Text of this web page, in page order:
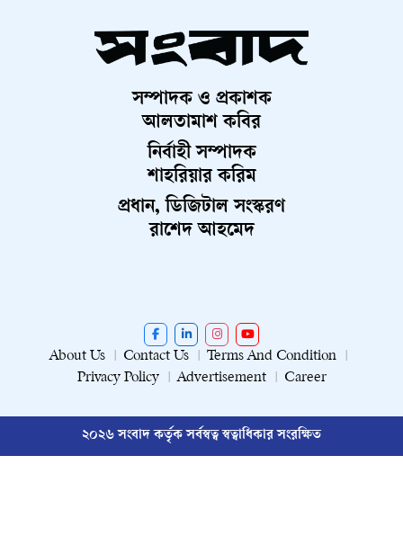
সম্পাদক ও প্রকাশক
আলতামাশ কবির
নির্বাহী সম্পাদক
শাহরিয়ার করিম
প্রধান, ডিজিটাল সংস্করণ
রাশেদ আহমেদ
About Us Contact Us
Terms And Condition
Privacy Policy
Advertisement Career
২০২৬ সংবাদ কর্তৃক সর্বস্বত্ব স্বত্বাধিকার সংরক্ষিত